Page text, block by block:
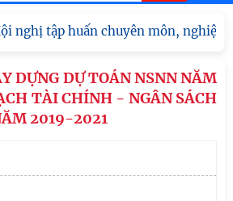
tập huấn chuyên môn, nghiệp vụ
DỰNG DỰ TOÁN NSNN NĂM
TÀI CHÍNH - NGÂN SÁCH
2019-2021